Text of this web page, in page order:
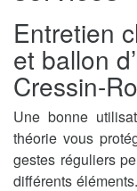
Entretien
et ballon
Cressin-
Une bonne
théorie vous
gestes réguliers
différents éléments.